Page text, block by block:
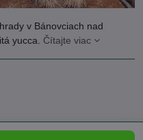
v Bánovciach nad
yucca. Čítajte viac